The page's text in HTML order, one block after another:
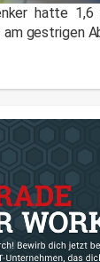
hatte
gestrigen